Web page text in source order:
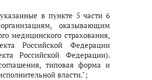
в пункте 5 части 6
оказывающим
медицинского страхования,
Российской Федерации
Российской Федерации).
типовая форма и
власти.";